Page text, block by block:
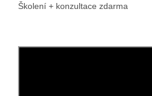
Školení + konzultace zdarma